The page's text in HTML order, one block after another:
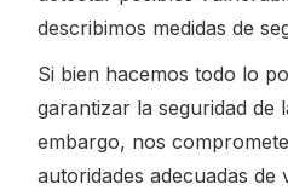
describimos medidas de
Si bien hacemos todo lo
garantizar la seguridad de
embargo, nos
autoridades adecuadas de